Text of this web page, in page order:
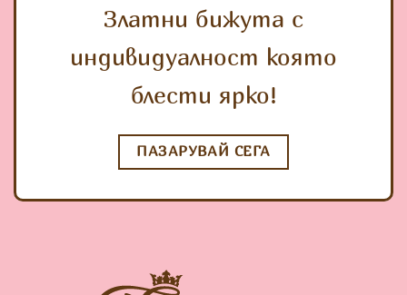
Златни бижута с
индивидуалност която
блести ярко!
ПАЗАРУВАЙ СЕГА